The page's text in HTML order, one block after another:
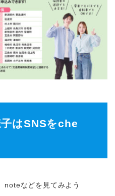
はSNSをche
noteなどを見てみよう